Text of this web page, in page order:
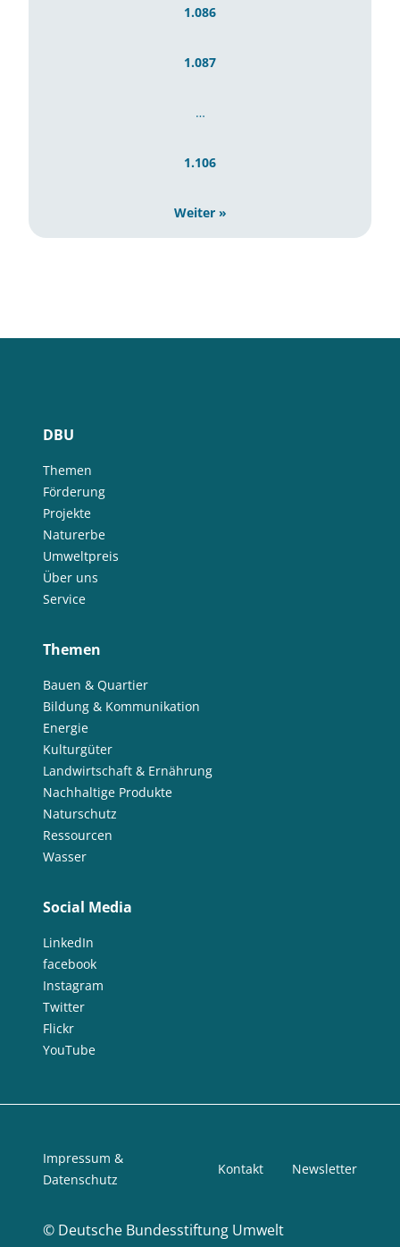
1.086
1.087
…
1.106
Weiter »
DBU
Themen
Förderung
Projekte
Naturerbe
Umweltpreis
Über uns
Service
Themen
Bauen & Quartier
Bildung & Kommunikation
Energie
Kulturgüter
Landwirtschaft & Ernährung
Nachhaltige Produkte
Naturschutz
Ressourcen
Wasser
Social Media
LinkedIn
facebook
Instagram
Twitter
Flickr
YouTube
© Deutsche Bundesstiftung Umwelt
Impressum &
Datenschutz
Kontakt Newsletter